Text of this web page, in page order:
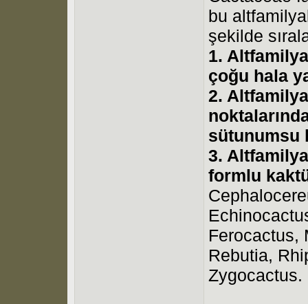
bu
şekilde
1.
çoğu hala
2.
sütunumsu
3.
formlu
Ferocactus,
Rebutia,
Zygocactus.